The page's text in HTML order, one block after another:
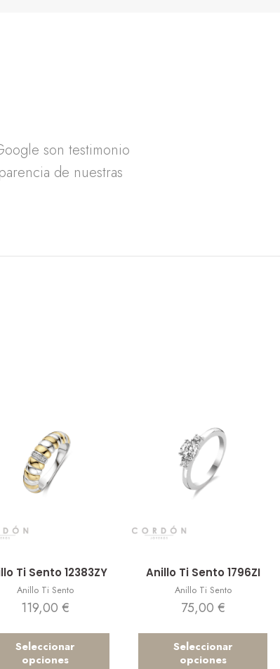
son testimonio
de nuestras
Ti Sento 12383ZY
Anillo Ti Sento
119,00 €
Seleccionar
opciones
Anillo Ti Sento 1796ZI
Anillo Ti Sento
75,00 €
Seleccionar
opciones